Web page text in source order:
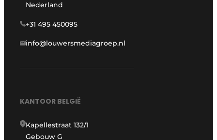
Nederland
+31 495 450095
info@louwersmediagroep.nl
KANTOOR BELGIË
Kapellestraat 132/1
Gebouw G